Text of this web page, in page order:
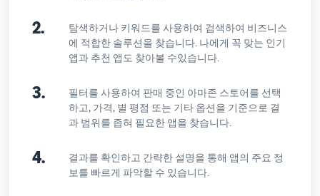
2.
탐색하거나 키워드를 사용하여 검색하여 비즈니스
에 적합한 솔루션을 찾습니다. 나에게 꼭 맞는 인기
앱과 추천 앱도 찾아볼 수있습니다.
3.
필터를 사용하여 판매 중인 아마존 스토어를 선택
하고, 가격, 별 평점 또는 기타 옵션을 기준으로 결
과 범위를 좁혀 필요한 앱을 찾습니다.
4.
결과를 확인하고 간략한 설명을 통해 앱의 주요 정
보를 빠르게 파악할 수 있습니다.